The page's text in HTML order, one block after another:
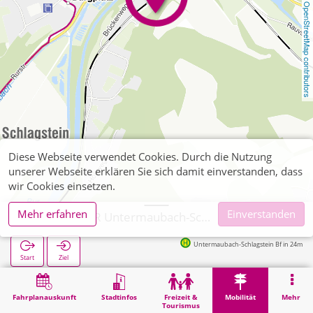
OpenStreetMap contributors
Fahrplanauskunft Stadtinfos
Freizeit &
Tourismus
Mobilität Mehr
Start Ziel
Untermaubach-Schlagstein Bf in 24m
Mobilität Kreuzau, P+R Untermaubach-Schlagstein
Diese Webseite verwendet Cookies. Durch die Nutzung
unserer Webseite erklären Sie sich damit einverstanden, dass
wir Cookies einsetzen.
Mehr erfahren
Einverstanden